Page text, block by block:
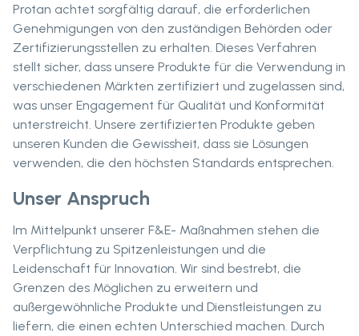
Protan achtet sorgfältig darauf, die erforderlichen
Genehmigungen von den zuständigen Behörden oder
Zertifizierungsstellen zu erhalten. Dieses Verfahren
stellt sicher, dass unsere Produkte für die Verwendung in
verschiedenen Märkten zertifiziert und zugelassen sind,
was unser Engagement für Qualität und Konformität
unterstreicht. Unsere zertifizierten Produkte geben
unseren Kunden die Gewissheit, dass sie Lösungen
verwenden, die den höchsten Standards entsprechen.
Unser Anspruch
Im Mittelpunkt unserer F&E- Maßnahmen stehen die
Verpflichtung zu Spitzenleistungen und die
Leidenschaft für Innovation. Wir sind bestrebt, die
Grenzen des Möglichen zu erweitern und
außergewöhnliche Produkte und Dienstleistungen zu
liefern, die einen echten Unterschied machen. Durch